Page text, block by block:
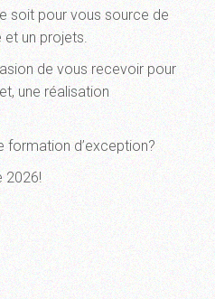
soit pour vous source de
et un projets.
de vous recevoir pour
une réalisation
formation d’exception?
2026!